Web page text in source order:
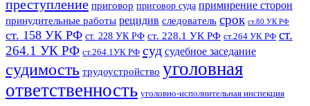
преступление приговор приговор суда примирение сторон
принудительные работы рецидив следователь срок ст.80 УК РФ
ст. 158 УК РФ ст. 228 УК РФ ст. 228.1 УК РФ ст.264 УК РФ ст.
264.1 УК РФ ст.264.1УК РФ суд судебное заседание
судимость трудоустройство уголовная
ответственность уголовно-исполнительная инспекция